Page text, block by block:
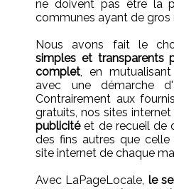
ne doivent pas être la
communes ayant de gros
Nous avons fait le
simples et transparents
complet , en
avec une démarche
Contrairement aux
gratuits, nos sites
publicitéet de recueil de
des fins autres que
site internet de chaque
Avec LaPageLocale, le